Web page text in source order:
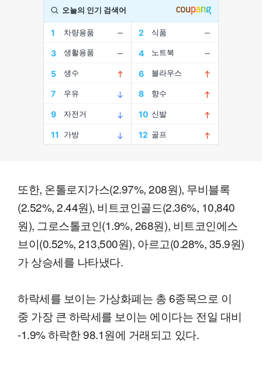
또한, 온톨로지가스(2.97%, 208원), 무비블록
(2.52%, 2.44원), 비트코인골드(2.36%, 10,840
원), 그로스톨코인(1.9%, 268원), 비트코인에스
브이(0.52%, 213,500원), 아르고(0.28%, 35.9원)
가 상승세를 나타냈다.
하락세를 보이는 가상화폐는 총 6종목으로 이
중 가장 큰 하락세를 보이는 에이다는 전일 대비
-1.9% 하락한 98.1원에 거래되고 있다.